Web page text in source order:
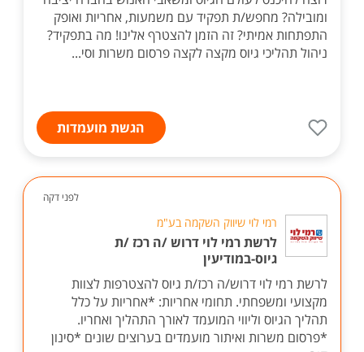
ומובילה? מחפש/ת תפקיד עם משמעות, אחריות ואופק
התפתחות אמיתי? זה הזמן להצטרף אלינו! מה בתפקיד?
ניהול תהליכי גיוס מקצה לקצה פרסום משרות וסי...
הגשת מועמדות
לפני דקה
רמי לוי שיווק השקמה בע"מ
לרשת רמי לוי דרוש /ה רכז /ת
גיוס-במודיעין
לרשת רמי לוי דרוש/ה רכז/ת גיוס להצטרפות לצוות
מקצועי ומשפחתי. תחומי אחריות: *אחריות על כלל
תהליך הגיוס וליווי המועמד לאורך התהליך ואחריו.
*פרסום משרות ואיתור מועמדים בערוצים שונים *סינון